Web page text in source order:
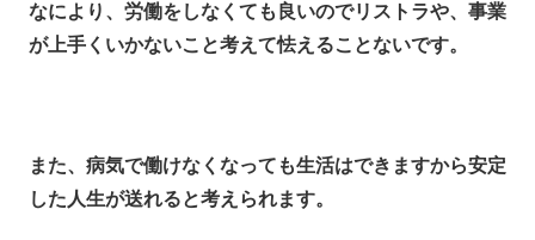
なにより、労働をしなくても良いのでリストラや、事業
が上手くいかないこと考えて怯えることないです。
また、病気で働けなくなっても生活はできますから安定
した人生が送れると考えられます。